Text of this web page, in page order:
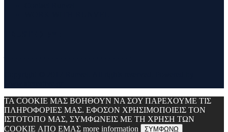
ΤΑ COOKIE ΜΑΣ ΒΟΗΘΟΥΝ ΝΑ ΣΟΥ ΠΑΡΕΧΟΥΜΕ ΤΙΣ
ΠΛΗΡΟΦΟΡΙΕΣ ΜΑΣ. ΕΦΟΣΟΝ ΧΡΗΣΙΜΟΠΟΙΕΙΣ ΤΟΝ
ΙΣΤΟΤΟΠΟ ΜΑΣ, ΣΥΜΦΩΝΕΙΣ ΜΕ ΤΗ ΧΡΗΣΗ ΤΩΝ
COOKIE ΑΠΟ ΕΜΑΣ more information ΣΥΜΦΩΝΩ